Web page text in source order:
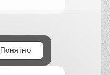
Понятно